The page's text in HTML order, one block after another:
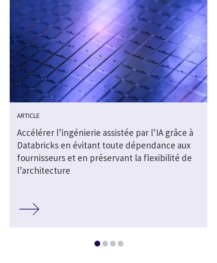
ARTICLE
Accélérer l’ingénierie assistée par l’IA grâce à
Databricks en évitant toute dépendance aux
fournisseurs et en préservant la flexibilité de
l’architecture